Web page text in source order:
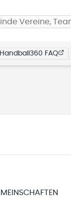
Vereine,
Handball360 FAQ